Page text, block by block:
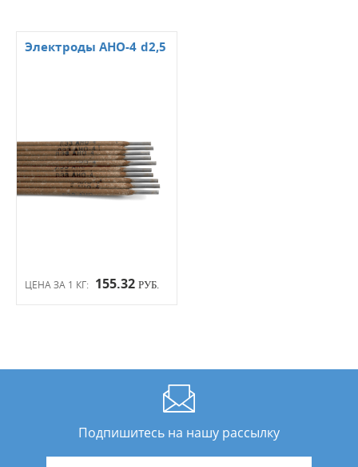
ЦЕНА ЗА 1 КГ: 155.32 РУБ.
Электроды АНО-4 d2,5
Подпишитесь на нашу рассылку